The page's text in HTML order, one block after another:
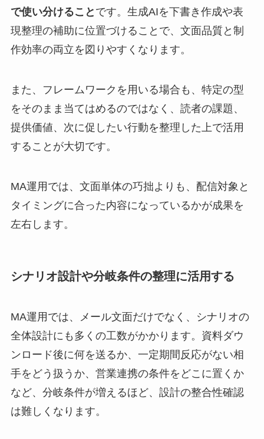
で使い分けること です。生成AIを下書き作成や表
現整理の補助に位置づけることで、文面品質と制
作効率の両立を図りやすくなります。
また、フレームワークを用いる場合も、特定の型
をそのまま当てはめるのではなく、読者の課題、
提供価値、次に促したい行動を整理した上で活用
することが大切です。
MA運用では、文面単体の巧拙よりも、配信対象と
タイミングに合った内容になっているかが成果を
左右します。
シナリオ設計や分岐条件の整理に活用する
MA運用では、メール文面だけでなく、シナリオの
全体設計にも多くの工数がかかります。資料ダウ
ンロード後に何を送るか、一定期間反応がない相
手をどう扱うか、営業連携の条件をどこに置くか
など、分岐条件が増えるほど、設計の整合性確認
は難しくなります。